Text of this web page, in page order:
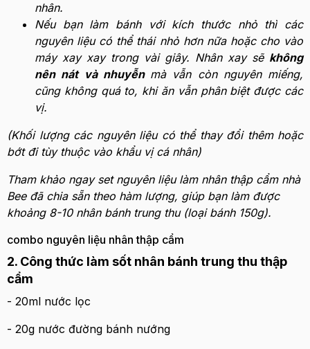
nhân.
Nếu bạn làm bánh với kích thước nhỏ thì các
nguyên liệu có thể thái nhỏ hơn nữa hoặc cho vào
máy xay xay trong vài giây. Nhân xay sẽ không
nên nát và nhuyễn mà vẫn còn nguyên miếng,
cũng không quá to, khi ăn vẫn phân biệt được các
vị.
(Khối lượng các nguyên liệu có thể thay đổi thêm hoặc
bớt đi tùy thuộc vào khẩu vị cá nhân)
Tham khảo ngay set nguyên liệu làm nhân thập cẩm nhà
Bee đã chia sẵn theo hàm lượng, giúp bạn làm được
khoảng 8-10 nhân bánh trung thu (loại bánh 150g).
combo nguyên liệu nhân thập cẩm
2. Công thức làm sốt nhân bánh trung thu thập
cẩm
- 20ml nước lọc
- 20g nước đường bánh nướng